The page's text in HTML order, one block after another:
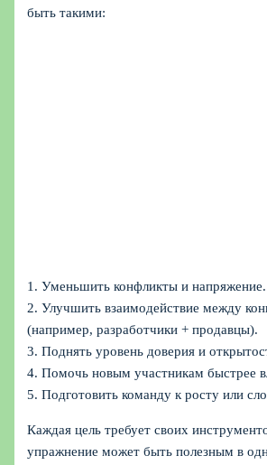
быть такими:
1. Уменьшить конфликты и напряжение.
2. Улучшить взаимодействие между
(например, разработчики + продавцы).
3. Поднять уровень доверия и
4. Помочь новым участникам быстрее
5. Подготовить команду к росту или
Каждая цель требует своих
упражнение может быть полезным в